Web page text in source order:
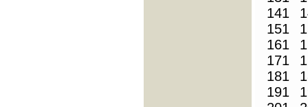
141
151
161
171
181
191